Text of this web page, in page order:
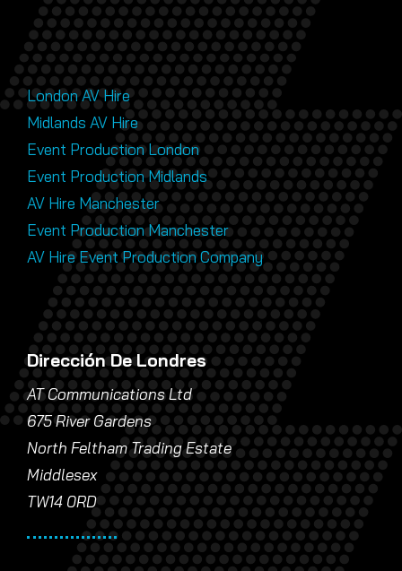
London AV Hire
Midlands AV Hire
Event Production London
Event Production Midlands
AV Hire Manchester
Event Production Manchester
AV Hire Event Production Company
Dirección De Londres
AT Communications Ltd
675 River Gardens
North Feltham Trading Estate
Middlesex
TW14 0RD